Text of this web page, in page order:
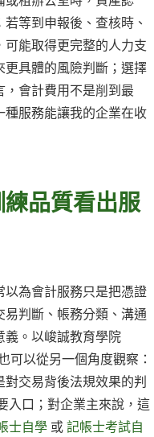
等到申報後、查核時、
能取得更完整的人力支
具體的風險判斷；選擇
會計費用不是削到最
服務能讓我的企業在收
品質看出服
為會計服務只是把憑證
判斷、帳務分類、溝通
義。以峻誠教育學院
可以從另一個角度觀察：
交易背後法規效果的判
入口；對企業主來說，這
士自學 或記帳士考試自